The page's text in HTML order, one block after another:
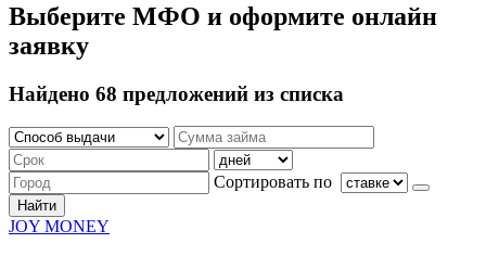
Выберите МФО и оформите онлайн
заявку
Найдено 68 предложений из списка
Сортировать по
Найти
JOY MONEY